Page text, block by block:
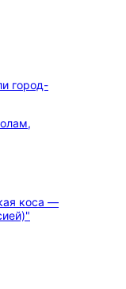
город-